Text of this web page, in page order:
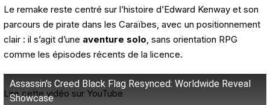
Le remake reste centré sur l’histoire d’Edward Kenway et son
parcours de pirate dans les Caraïbes, avec un positionnement
clair : il s’agit d’une aventure solo, sans orientation RPG
comme les épisodes récents de la licence.
Assassin's Creed Black Flag Resynced: Worldwide Reveal
Showcase
Lire cette vidéo sur YouTube